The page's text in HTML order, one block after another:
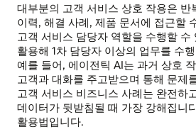
대부분의 고객 서비스 상호 작용은 반
이력, 해결 사례, 제품 문서에 접근할
고객 서비스 담당자 역할을 수행할 수
활용해 1차 담당자 이상의 업무를 수
예를 들어, 에이전틱 AI는 과거 상호
고객과 대화를 주고받으며 통해 문제
고객 서비스 비즈니스 사례는 완전하
데이터가 뒷받침될 때 가장 강해집니
활용법입니다.